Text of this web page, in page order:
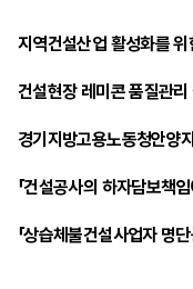
지역건설산업 활성화를
건설현장 레미콘 품질관리